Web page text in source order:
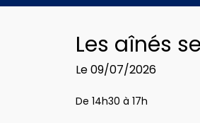
Les aînés
Le 09/07/2026
De 14h30 à 17h